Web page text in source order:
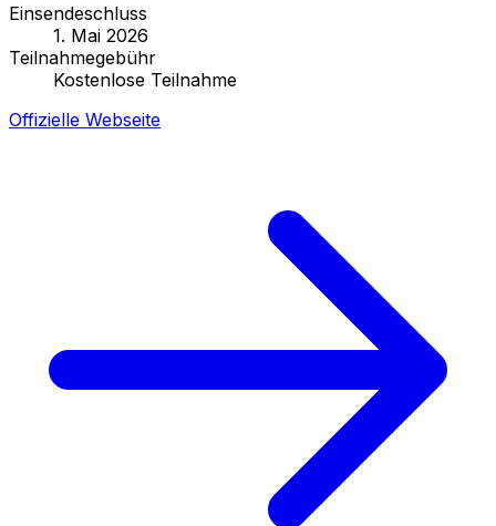
Einsendeschluss
1. Mai 2026
Teilnahmegebühr
Kostenlose Teilnahme
Offizielle Webseite